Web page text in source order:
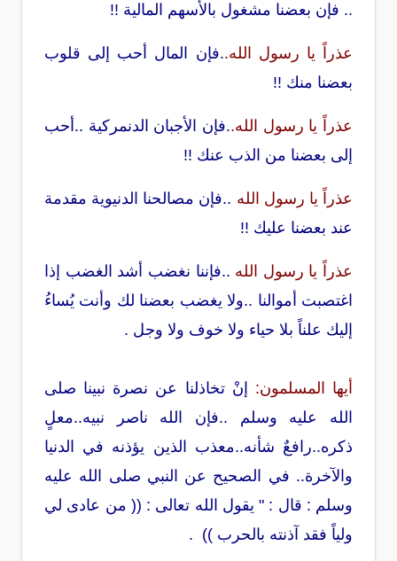
.. فإن بعضنا مشغول بالأسهم المالية !!
عذراً يا رسول الله..فإن المال أحب إلى قلوب
بعضنا منك !!
عذراً يا رسول الله..فإن الأجبان الدنمركية ..أحب
إلى بعضنا من الذب عنك !!
عذراً يا رسول الله ..فإن مصالحنا الدنيوية مقدمة
عند بعضنا عليك !!
عذراً يا رسول الله ..فإننا نغضب أشد الغضب إذا
اغتصبت أموالنا ..ولا يغضب بعضنا لك وأنت يُساءُ
إليك علناً بلا حياء ولا خوف ولا وجل .
أيها المسلمون: إنْ تخاذلنا عن نصرة نبينا صلى
الله عليه وسلم ..فإن الله ناصر نبيه..معلٍ
ذكره..رافعٌ شأنه..معذب الذين يؤذنه في الدنيا
والآخرة.. في الصحيح عن النبي صلى الله عليه
وسلم : قال : " يقول الله تعالى : (( من عادى لي
ولياً فقد آذنته بالحرب )) .